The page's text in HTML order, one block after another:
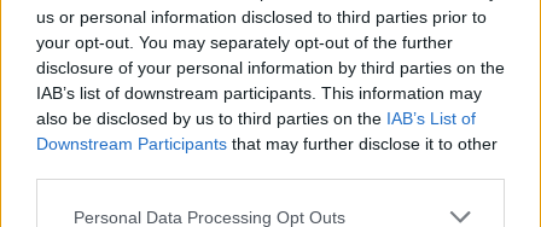
us or personal information disclosed to third parties prior to
your opt-out. You may separately opt-out of the further
disclosure of your personal information by third parties on the
IAB’s list of downstream participants. This information may
also be disclosed by us to third parties on the IAB’s List of
Downstream Participants that may further disclose it to other
Please note that this website/app uses one or more Google
Personal Data Processing Opt Outs
αιμορραγία, ενώ είναι δυνατόν να προκληθεί
κακοήθης εξαλλαγή και τελικά ανάπτυξη
καρκίνου.
Τα είδη της θεραπείας και η
ρομποτική χειρουργική
Στη θεραπεία της ΓΟΠ αρχικά συστήνεται